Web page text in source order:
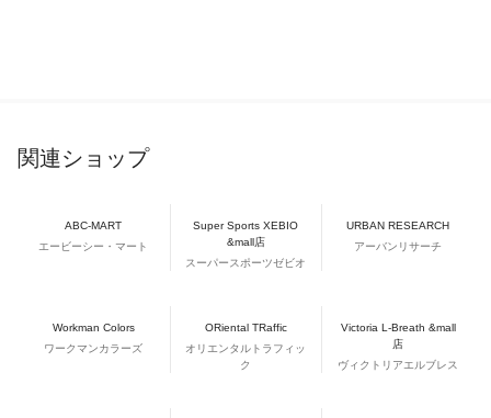
関連ショップ
ABC-MART
エービーシー・マート
Super Sports XEBIO
&mall店
スーパースポーツゼビオ
URBAN RESEARCH
アーバンリサーチ
Workman Colors
ワークマンカラーズ
ORiental TRaffic
オリエンタルトラフィッ
ク
Victoria L-Breath &mall
店
ヴィクトリアエルブレス